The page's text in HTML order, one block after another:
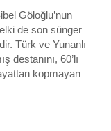
Göloğlu’nun
de son sünger
Türk ve Yunanlı
destanını, 60’lı
kopmayan